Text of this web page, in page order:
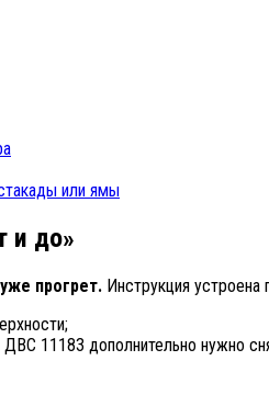
или ямы
и до»
прогрет. Инструкция
11183 дополнительно нужно